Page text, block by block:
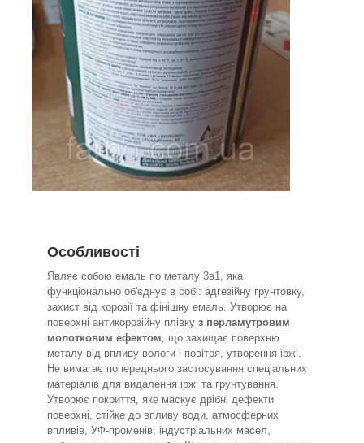
Особливості
Являє собою емаль по металу 3в1, яка
функціонально об'єднує в собі: адгезійну ґрунтовку,
захист від корозії та фінішну емаль. Утворює на
поверхні антикорозійну плівку з перламутровим
молотковим ефектом, що захищає поверхню
металу від впливу вологи і повітря, утворення іржі.
Не вимагає попереднього застосування спеціальних
матеріалів для видалення іржі та грунтування.
Утворює покриття, яке маскує дрібні дефекти
поверхні, стійке до впливу води, атмосферних
впливів, УФ-променів, індустріальних масел,